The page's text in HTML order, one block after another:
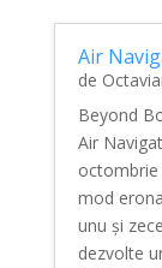
Air
de
Beyond
Air
octombrie
mod
unu și
dezvolte